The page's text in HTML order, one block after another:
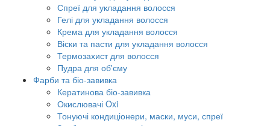
Спреї для укладання волосся
Гелі для укладання волосся
Крема для укладання волосся
Віски та пасти для укладання волосся
Термозахист для волосся
Пудра для об'єму
Фарби та біо-завивка
Кератинова біо-завивка
Окислювачі Oxi
Тонуючі кондиціонери, маски, муси, спреї